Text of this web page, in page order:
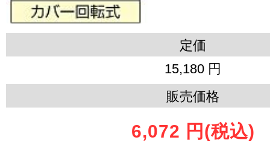
定価
15,180 円
販売価格
6,072 円 (税込)